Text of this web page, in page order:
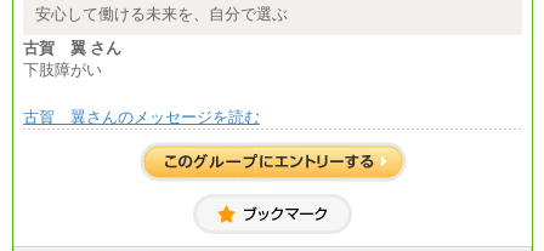
安心して働ける未来を、自分で選ぶ
古賀 翼 さん
下肢障がい
古賀 翼さんのメッセージを読む